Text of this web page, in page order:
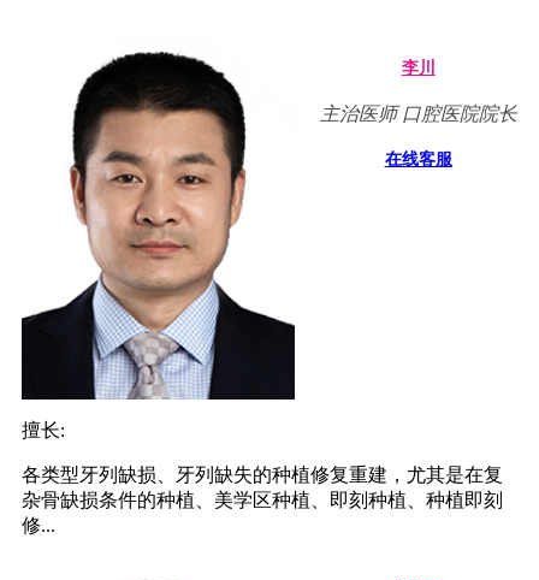
李川
主治医师 口腔医院院长
在线客服
擅长:
各类型牙列缺损、牙列缺失的种植修复重建，尤其是在复
杂骨缺损条件的种植、美学区种植、即刻种植、种植即刻
修...